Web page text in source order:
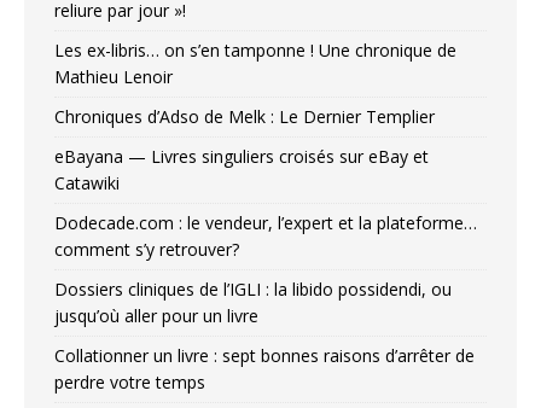
reliure par jour »!
Les ex-libris… on s’en tamponne ! Une chronique de
Mathieu Lenoir
Chroniques d’Adso de Melk : Le Dernier Templier
eBayana — Livres singuliers croisés sur eBay et
Catawiki
Dodecade.com : le vendeur, l’expert et la plateforme…
comment s’y retrouver?
Dossiers cliniques de l’IGLI : la libido possidendi, ou
jusqu’où aller pour un livre
Collationner un livre : sept bonnes raisons d’arrêter de
perdre votre temps